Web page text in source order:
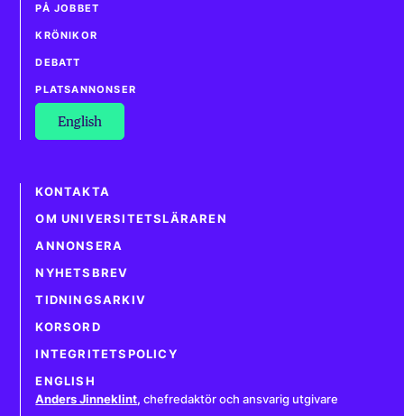
PÅ JOBBET
KRÖNIKOR
DEBATT
PLATSANNONSER
English
KONTAKTA
OM UNIVERSITETSLÄRAREN
ANNONSERA
NYHETSBREV
TIDNINGSARKIV
KORSORD
INTEGRITETSPOLICY
ENGLISH
Anders Jinneklint, chefredaktör och ansvarig utgivare